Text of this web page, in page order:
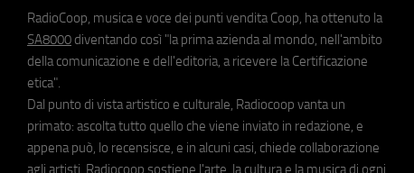
RadioCoop, musica e voce dei punti vendita Coop, ha ottenuto la
SA8000 diventando così "la prima azienda al mondo, nell'ambito
della comunicazione e dell'editoria, a ricevere la Certificazione
etica".
Dal punto di vista artistico e culturale, Radiocoop vanta un
primato: ascolta tutto quello che viene inviato in redazione, e
appena può, lo recensisce, e in alcuni casi, chiede collaborazione
agli artisti. Radiocoop sostiene l'arte, la cultura e la musica di ogni